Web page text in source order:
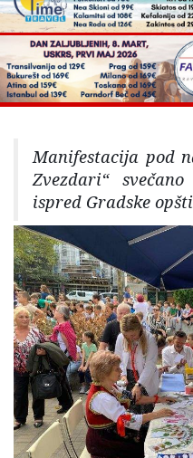
Manifestacija pod
Zvezdari“
ispred Gradske